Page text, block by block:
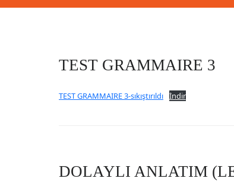
TEST GRAMMAIRE 3
TEST GRAMMAIRE 3-sıkıştırıldı İndir
DOLAYLI ANLATIM